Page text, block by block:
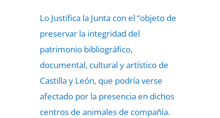
Lo Justifica la Junta con el “objeto de
preservar la integridad del
patrimonio bibliográfico,
documental, cultural y artístico de
Castilla y León, que podría verse
afectado por la presencia en dichos
centros de animales de compañía.